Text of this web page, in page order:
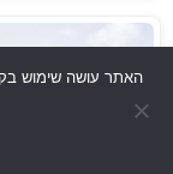
האתר עושה שימוש